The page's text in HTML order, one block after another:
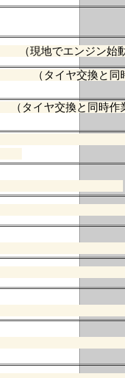
でエンジン始動
賃
（タイヤ交換と
（タイヤ交換と同時
換工賃
ーOH
替工